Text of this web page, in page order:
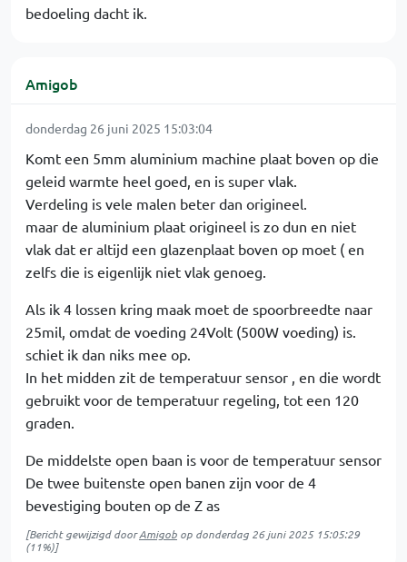
bedoeling dacht ik.
Amigob
donderdag 26 juni 2025 15:03:04
Komt een 5mm aluminium machine plaat boven op die
geleid warmte heel goed, en is super vlak.
Verdeling is vele malen beter dan origineel.
maar de aluminium plaat origineel is zo dun en niet
vlak dat er altijd een glazenplaat boven op moet ( en
zelfs die is eigenlijk niet vlak genoeg.
Als ik 4 lossen kring maak moet de spoorbreedte naar
25mil, omdat de voeding 24Volt (500W voeding) is.
schiet ik dan niks mee op.
In het midden zit de temperatuur sensor , en die wordt
gebruikt voor de temperatuur regeling, tot een 120
graden.
De middelste open baan is voor de temperatuur sensor
De twee buitenste open banen zijn voor de 4
bevestiging bouten op de Z as
[Bericht gewijzigd doorAmigob op donderdag 26 juni 2025 15:05:29
(11%)]